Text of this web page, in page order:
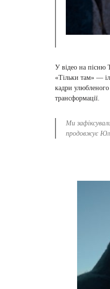
У відео на пісню
«Тільки там» —
кадри
трансформації.
Ми
продовжує